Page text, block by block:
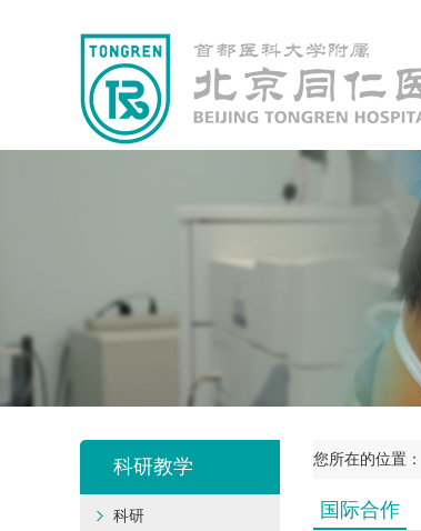
科研教学
科研
您所在的位置：
国际合作